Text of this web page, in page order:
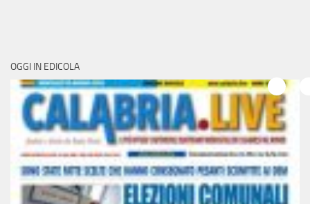
OGGI IN EDICOLA